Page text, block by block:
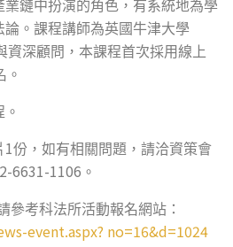
鏈中扮演的角色，有系統地為學
。課程講師為英國牛津大學
資深顧問，本課程首次採用線上
。
1份，如有相關問題，請洽資策會
6631-1106 。
參考科法所活動報名網站：
event.aspx? no=16&d=1024